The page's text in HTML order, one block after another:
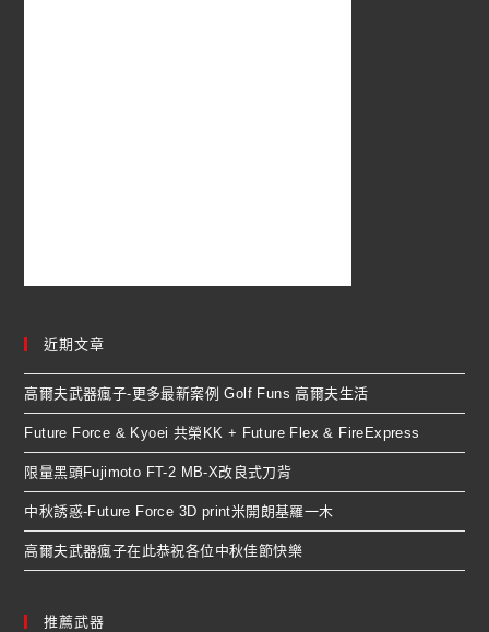
近期文章
高爾夫武器瘋子-更多最新案例 Golf Funs 高爾夫生活
Future Force & Kyoei 共榮KK + Future Flex & FireExpress
限量黑頭Fujimoto FT-2 MB-X改良式刀背
中秋誘惑-Future Force 3D print米開朗基羅一木
高爾夫武器瘋子在此恭祝各位中秋佳節快樂
推薦武器